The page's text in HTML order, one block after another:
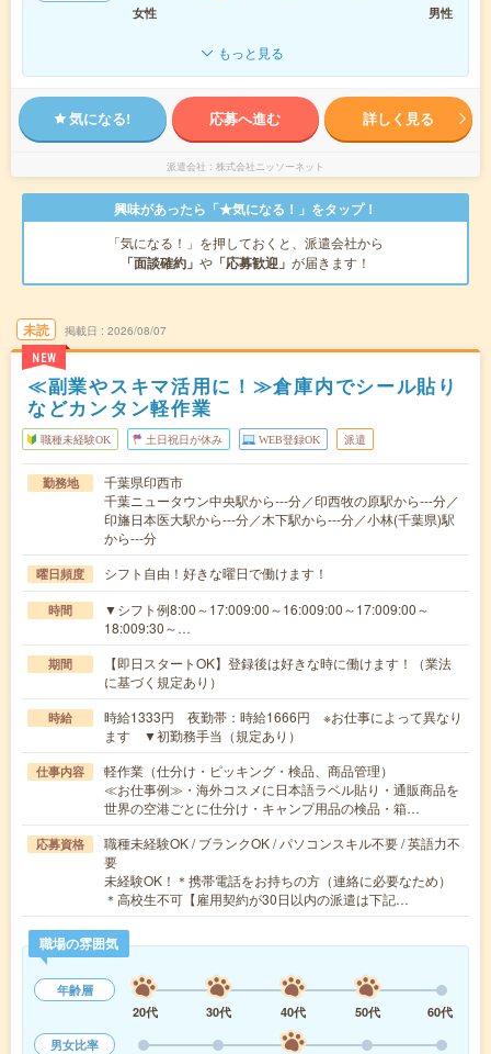
女性
男性
もっと見る
気になる! 応募へ進む 詳しく見る
派遣会社 株式会社ニッソーネット
興味があったら「★気になる！」をタップ！
「気になる！」を押しておくと、派遣会社から
「面談確約」 や 「応募歓迎」 が届きます！
未読
NEW
掲載日 2026/08/07
≪副業やスキマ活用に！≫倉庫内でシール貼り
などカンタン軽作業
職種未経験OK 土日祝日が休み WEB登録OK 派遣
勤務地
千葉県印西市
千葉ニュータウン中央駅から---分／印西牧の原駅から---分／
印旛日本医大駅から---分／木下駅から---分／小林(千葉県)駅
から---分
曜日頻度 シフト自由！好きな曜日で働けます！
時間
▼シフト例8:00～17:009:00～16:009:00～17:009:00～
18:009:30～…
期間
【即日スタートOK】登録後は好きな時に働けます！（業法
に基づく規定あり）
時給
時給1333円 夜勤帯：時給1666円 ※お仕事によって異なり
ます ▼初勤務手当（規定あり）
仕事内容
軽作業（仕分け・ピッキング・検品、商品管理）
≪お仕事例≫・海外コスメに日本語ラベル貼り・通販商品を
世界の空港ごとに仕分け・キャンプ用品の検品・箱…
応募資格
職種未経験OK / ブランクOK / パソコンスキル不要 / 英語力不
要
未経験OK！＊携帯電話をお持ちの方（連絡に必要なため）
＊高校生不可【雇用契約が30日以内の派遣は下記…
職場の雰囲気
年齢層
20代
30代 40代 50代
60代
男女比率